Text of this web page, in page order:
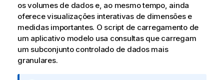
os volumes de dados e, ao mesmo tempo, ainda
oferece visualizações interativas de dimensões e
medidas importantes. O script de carregamento de
um aplicativo modelo usa consultas que carregam
um subconjunto controlado de dados mais
granulares.